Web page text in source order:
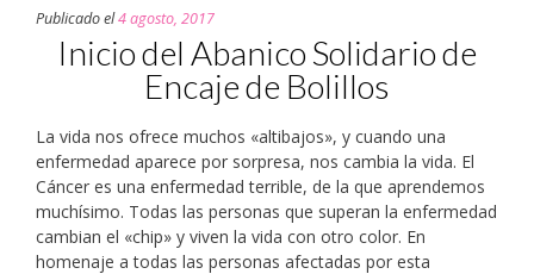
Publicado el4 agosto, 2017
Inicio del Abanico Solidario de
Encaje de Bolillos
La vida nos ofrece muchos «altibajos», y cuando una
enfermedad aparece por sorpresa, nos cambia la vida. El
Cáncer es una enfermedad terrible, de la que aprendemos
muchísimo. Todas las personas que superan la enfermedad
cambian el «chip» y viven la vida con otro color. En
homenaje a todas las personas afectadas por esta